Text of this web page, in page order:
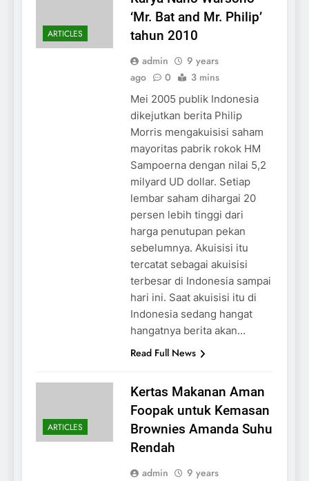
ARTICLES
‘Mr. Bat and Mr. Philip’
tahun 2010
admin
9 years
ago
0 3 mins
Mei 2005 publik Indonesia
dikejutkan berita Philip
Morris mengakuisisi saham
mayoritas pabrik rokok HM
Sampoerna dengan nilai 5,2
milyard UD dollar. Setiap
lembar saham dihargai 20
persen lebih tinggi dari
harga penutupan pekan
sebelumnya. Akuisisi itu
tercatat sebagai akuisisi
terbesar di Indonesia sampai
hari ini. Saat akuisisi itu di
Indonesia sedang hangat
hangatnya berita akan…
Read Full News
ARTICLES
Kertas Makanan Aman
Foopak untuk Kemasan
Brownies Amanda Suhu
Rendah
admin
9 years